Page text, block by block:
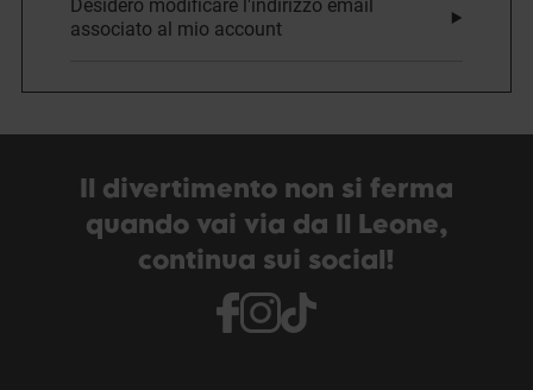
Desidero modificare l'indirizzo email
associato al mio account
Il divertimento non si ferma
quando vai via da Il Leone,
continua sui social!